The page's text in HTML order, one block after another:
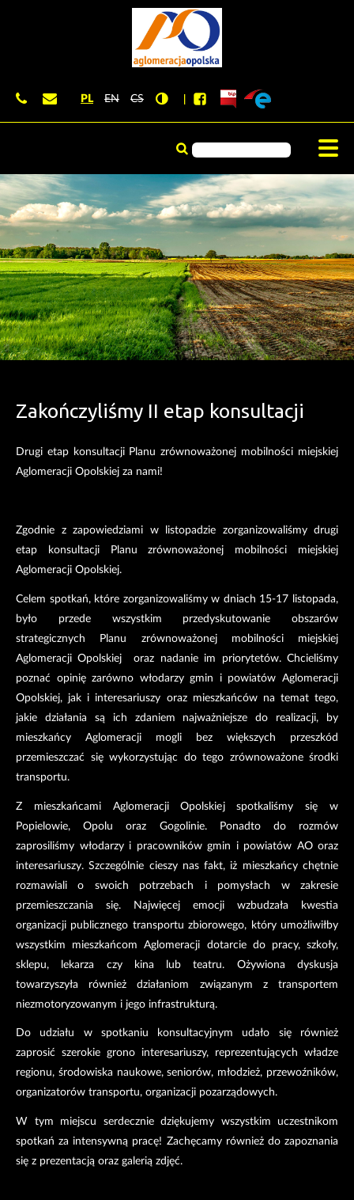
PL EN CS
Zakończyliśmy II etap konsultacji
Drugi etap konsultacji Planu zrównoważonej mobilności miejskiej
Aglomeracji Opolskiej za nami!
Zgodnie z zapowiedziami w listopadzie zorganizowaliśmy drugi
etap konsultacji Planu zrównoważonej mobilności miejskiej
Aglomeracji Opolskiej.
Celem spotkań, które zorganizowaliśmy w dniach 15-17 listopada,
było przede wszystkim przedyskutowanie obszarów
strategicznych Planu zrównoważonej mobilności miejskiej
Aglomeracji Opolskiej oraz nadanie im priorytetów. Chcieliśmy
poznać opinię zarówno włodarzy gmin i powiatów Aglomeracji
Opolskiej, jak i interesariuszy oraz mieszkańców na temat tego,
jakie działania są ich zdaniem najważniejsze do realizacji, by
mieszkańcy Aglomeracji mogli bez większych przeszkód
przemieszczać się wykorzystując do tego zrównoważone środki
transportu.
Z mieszkańcami Aglomeracji Opolskiej spotkaliśmy się w
Popielowie, Opolu oraz Gogolinie. Ponadto do rozmów
zaprosiliśmy włodarzy i pracowników gmin i powiatów AO oraz
interesariuszy. Szczególnie cieszy nas fakt, iż mieszkańcy chętnie
rozmawiali o swoich potrzebach i pomysłach w zakresie
przemieszczania się. Najwięcej emocji wzbudzała kwestia
organizacji publicznego transportu zbiorowego, który umożliwiłby
wszystkim mieszkańcom Aglomeracji dotarcie do pracy, szkoły,
sklepu, lekarza czy kina lub teatru. Ożywiona dyskusja
towarzyszyła również działaniom związanym z transportem
niezmotoryzowanym i jego infrastrukturą.
Do udziału w spotkaniu konsultacyjnym udało się również
zaprosić szerokie grono interesariuszy, reprezentujących władze
regionu, środowiska naukowe, seniorów, młodzież, przewoźników,
organizatorów transportu, organizacji pozarządowych.
W tym miejscu serdecznie dziękujemy wszystkim uczestnikom
spotkań za intensywną pracę! Zachęcamy również do zapoznania
się z prezentacją oraz galerią zdjęć.